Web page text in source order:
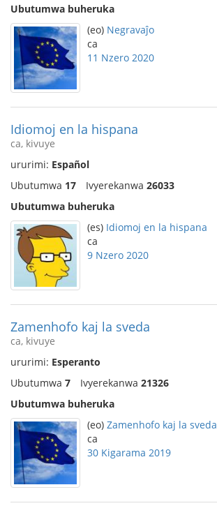
Ubutumwa buheruka
(eo) Negravaĵo
ca
11 Nzero 2020
Idiomoj en la hispana
ca, kivuye
ururimi: Español
Ubutumwa 17 Ivyerekanwa 26033
Ubutumwa buheruka
(es) Idiomoj en la hispana
ca
9 Nzero 2020
Zamenhofo kaj la sveda
ca, kivuye
ururimi: Esperanto
Ubutumwa 7 Ivyerekanwa 21326
Ubutumwa buheruka
(eo) Zamenhofo kaj la sveda
ca
30 Kigarama 2019